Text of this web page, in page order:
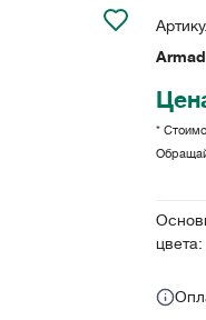
*
цвета: